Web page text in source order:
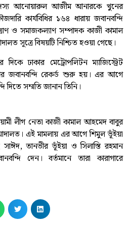
আনোয়ারুল আজীম আনারকে খুনের
কার্যবিধির ১৬৪ ধারায় জবানবন্দি
ও সমাজকল্যাণ সম্পাদক কাজী কামাল
সূত্রে বিষয়টি নিশ্চিত হওয়া গেছে।
ঢাকার মেট্রোপলিটন ম্যাজিস্ট্রেট
জবানবন্দি রেকর্ড শুরু হয়। এর আগে
দিতে সম্মতি জানান তিনি।
লীগ নেতা কাজী কামাল আহমেদ বাবুর
এই মামলায় এর আগে শিমুল ভূঁইয়া
তানভীর ভূঁইয়া ও সিলাস্তি রহমান
দেন। বর্তমানে তারা কারাগারে